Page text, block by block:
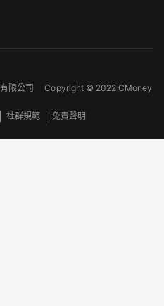
有限公司Copyright © 2022 CMoney
社群規範 免責聲明